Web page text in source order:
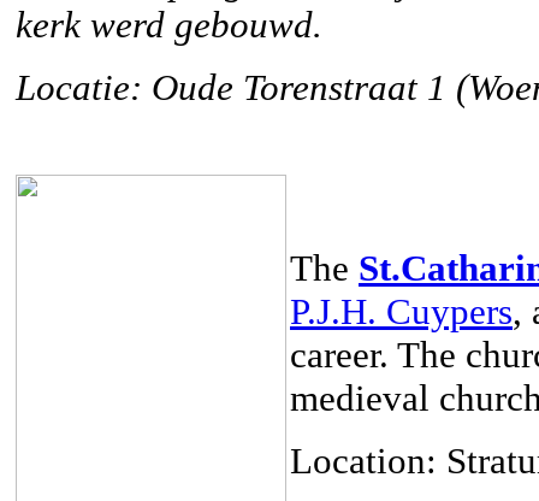
kerk werd gebouwd.
Locatie: Oude Torenstraat 1
The
P.J.H. Cuypers,
career. The
medieval
Location: